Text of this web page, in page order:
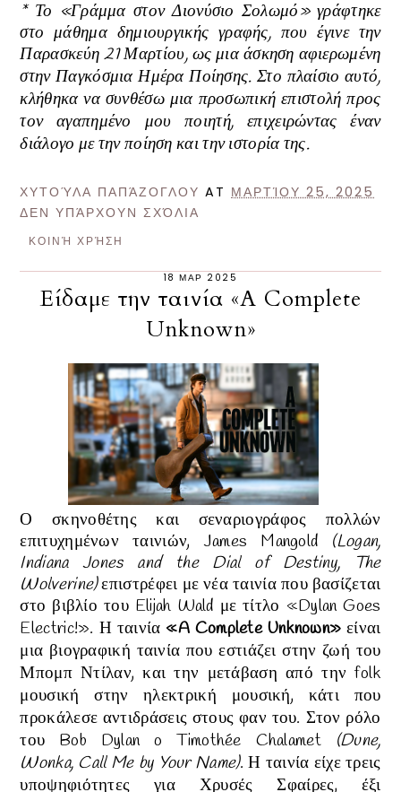
* Το «Γράμμα στον Διονύσιο Σολωμό»γράφτηκε
στο μάθημα δημιουργικής γραφής, που έγινε την
Παρασκεύη 21 Μαρτίου, ως μια άσκηση αφιερωμένη
στην Παγκόσμια Ημέρα Ποίησης.Στο πλαίσιο αυτό,
κλήθηκα να συνθέσω μια προσωπική επιστολή προς
τον αγαπημένο μου ποιητή, επιχειρώντας έναν
διάλογο με την ποίηση και την ιστορία της.
ΧΥΤΟΎΛΑ ΠΑΠΆΖΟΓΛΟΥ AT ΜΑΡΤΊΟΥ 25, 2025
ΔΕΝ ΥΠΆΡΧΟΥΝ ΣΧΌΛΙΑ
ΚΟΙΝΉ ΧΡΉΣΗ
18 ΜΑΡ 2025
Είδαμε την ταινία «A Complete
Unknown»
Ο σκηνοθέτης και σεναριογράφος πολλών
επιτυχημένων ταινιών, James Mangold (Logan,
Indiana Jones and the Dial of Destiny, The
Wolverine)επιστρέφει με νέα ταινία που βασίζεται
στο βιβλίο του Elijah Wald με τίτλο «Dylan Goes
Electric!». Η ταινία «A Complete Unknown» είναι
μια βιογραφική ταινία που εστιάζει στην ζωή του
Μπομπ Ντίλαν, και την μετάβαση από την folk
μουσική στην ηλεκτρική μουσική, κάτι που
προκάλεσε αντιδράσεις στους φαν του. Στον ρόλο
του Bob Dylan o Timothée Chalamet (Dune,
Wonka, Call Me by Your Name).Η ταινία είχε τρεις
υποψηφιότητες για Χρυσές Σφαίρες, έξι